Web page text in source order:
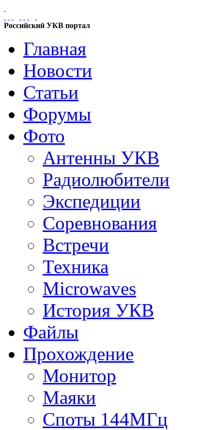
Российский УКВ портал
Главная
Новости
Статьи
Форумы
Фото
Антенны УКВ
Радиолюбители
Экспедиции
Соревнования
Встречи
Техника
Microwaves
История УКВ
Файлы
Прохождение
Монитор
Маяки
Споты 144МГц